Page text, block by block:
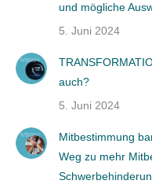
und mögliche
5. Juni 2024
auch?
5. Juni 2024
Mitbestimmung
Weg zu mehr